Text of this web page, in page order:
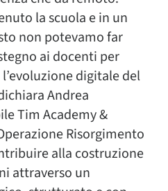
la scuola e in un
non potevamo far
ai docenti per
digitale del
Andrea
Tim Academy &
Risorgimento
alla costruzione
attraverso un